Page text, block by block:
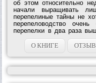
об этом относительно
начали выращивать
перепелиные тайны не
перепеловодство
перепелки в два раза
выше, чем у кроликов.
значительных площадей,
О КНИГЕ